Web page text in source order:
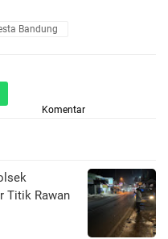
Bandung
Komentar
Titik Rawan